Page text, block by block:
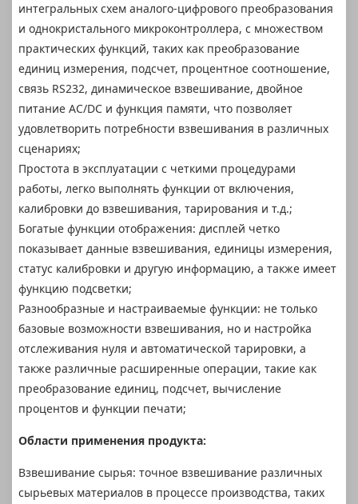
интегральных схем аналого-цифрового преобразования
и однокристального микроконтроллера, с множеством
практических функций, таких как преобразование
единиц измерения, подсчет, процентное соотношение,
связь RS232, динамическое взвешивание, двойное
питание AC/DC и функция памяти, что позволяет
удовлетворить потребности взвешивания в различных
сценариях;
Простота в эксплуатации с четкими процедурами
работы, легко выполнять функции от включения,
калибровки до взвешивания, тарирования и т.д.;
Богатые функции отображения: дисплей четко
показывает данные взвешивания, единицы измерения,
статус калибровки и другую информацию, а также имеет
функцию подсветки;
Разнообразные и настраиваемые функции: не только
базовые возможности взвешивания, но и настройка
отслеживания нуля и автоматической тарировки, а
также различные расширенные операции, такие как
преобразование единиц, подсчет, вычисление
процентов и функции печати;
Области применения продукта:
Взвешивание сырья: точное взвешивание различных
сырьевых материалов в процессе производства, таких